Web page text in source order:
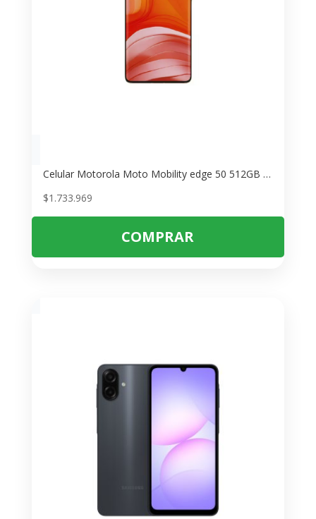
Celular Motorola Moto Mobility edge 50 512GB 5G – Naranja
$1.733.969
COMPRAR